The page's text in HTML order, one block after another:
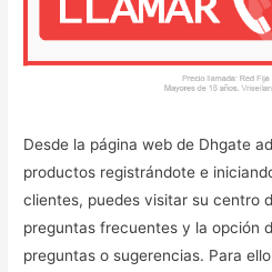
Desde la página web de Dhgate
productos registrándote e
clientes, puedes visitar su centro
preguntas frecuentes y la opción
preguntas o sugerencias. Para